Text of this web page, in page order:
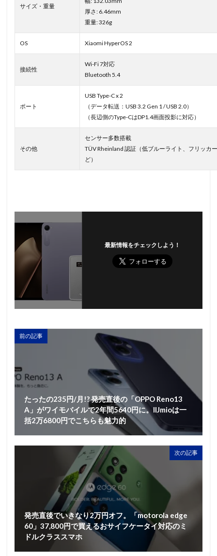
サイズ・重量
厚さ: 6.46mm
重量: 326g
OS Xiaomi HyperOS 2
接続性
Wi-Fi 7対応
Bluetooth 5.4
ポート
USB Type-C x 2
（データ転送：USB 3.2 Gen 1 / USB 2.0）
（長辺側のType-CはDP1.4画面投影に対応）
その他
センサー多数搭載
TÜV Rheinland 認証（低ブルーライト、フリッカ
ど）
最新情報をチェックしよう！
前の記事
たったの235円/月!? 発売直後の「OPPO Reno13
A」がワイモバイルで2年間5640円に。IIJmioは一
括2万6800円でこちらも魅力的
次の記事
発売直後でいきなり2万円オフ。「motorola edge
60」37,800円で買えるおサイフケータイ対応のミ
ドルクラススマホ